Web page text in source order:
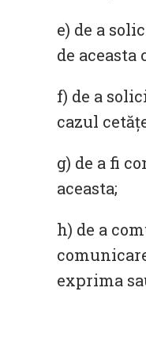
e) de a
de
f) de a
cazul
g) de a fi
aceasta;
h) de a
exprima